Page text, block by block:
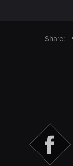
Share: